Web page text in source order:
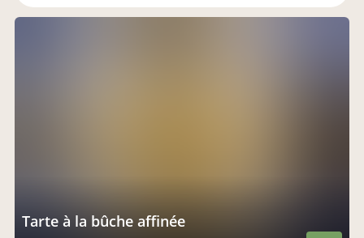
Tarte à la bûche affinée